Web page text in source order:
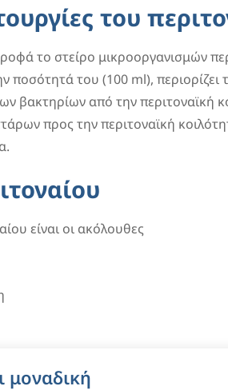
του
το στείρο μικροοργανισμών
ποσότητά του (100 ml), περιορίζει
βακτηρίων από την περιτοναϊκή
προς την περιτοναϊκή
είναι οι ακόλουθες
μοναδική